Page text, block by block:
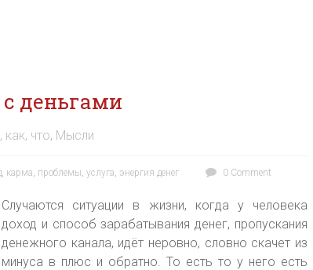
деньгами
как, что, Мысли
, карма, проблемы, услуга, энергия денег 0 Comment
Случаются ситуации в жизни, когда у человека
доход и способ зарабатывания денег, пропускания
денежного канала, идёт неровно, словно скачет из
минуса в плюс и обратно. То есть то у него есть